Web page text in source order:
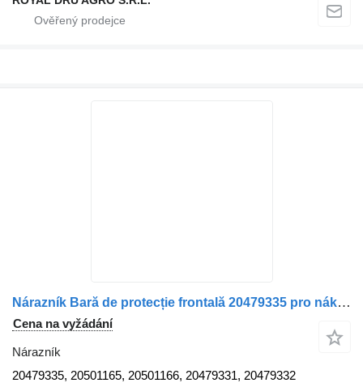
Nárazník Bară de protecție frontală 20479335 pro nákladní auta Volvo 20479335/20501165/20501166/20479331/20479332 second-hand
Cena na vyžádání
Nárazník
20479335, 20501165, 20501166, 20479331, 20479332